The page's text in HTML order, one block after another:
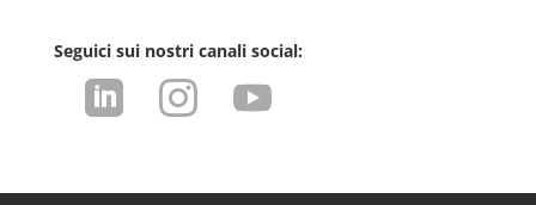
Seguici sui nostri canali social:
  